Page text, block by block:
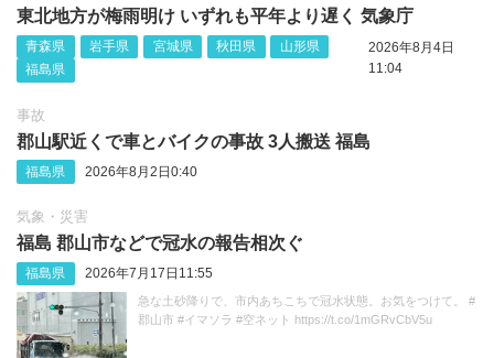
東北地方が梅雨明け いずれも平年より遅く 気象庁
青森県 岩手県 宮城県 秋田県
山形県
福島県
2026年8月4日
11:04
事故
郡山駅近くで車とバイクの事故 3人搬送 福島
福島県 2026年8月2日0:40
気象・災害
福島 郡山市などで冠水の報告相次ぐ
福島県 2026年7月17日11:55
急な土砂降りで、市内あちこちで冠水状態。お気をつけて。 #
郡山市 #イマソラ #空ネット https://t.co/1mGRvCbV5u